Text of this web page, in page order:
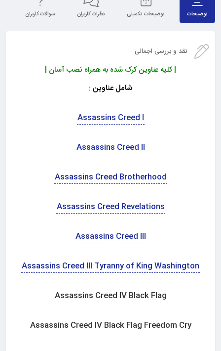
توضیحات توضیحات تکمیلی نظرات کاربران سوالات کاربران
نقد و بررسی اجمالی
| کلیه عناوین کرک شده به همراه نصب آسان |
شامل عناوین :
Assassins Creed I
Assassins Creed II
Assassins Creed Brotherhood
Assassins Creed Revelations
Assassins Creed III
Assassins Creed III Tyranny of King Washington
Assassins Creed IV Black Flag
Assassins Creed IV Black Flag Freedom Cry